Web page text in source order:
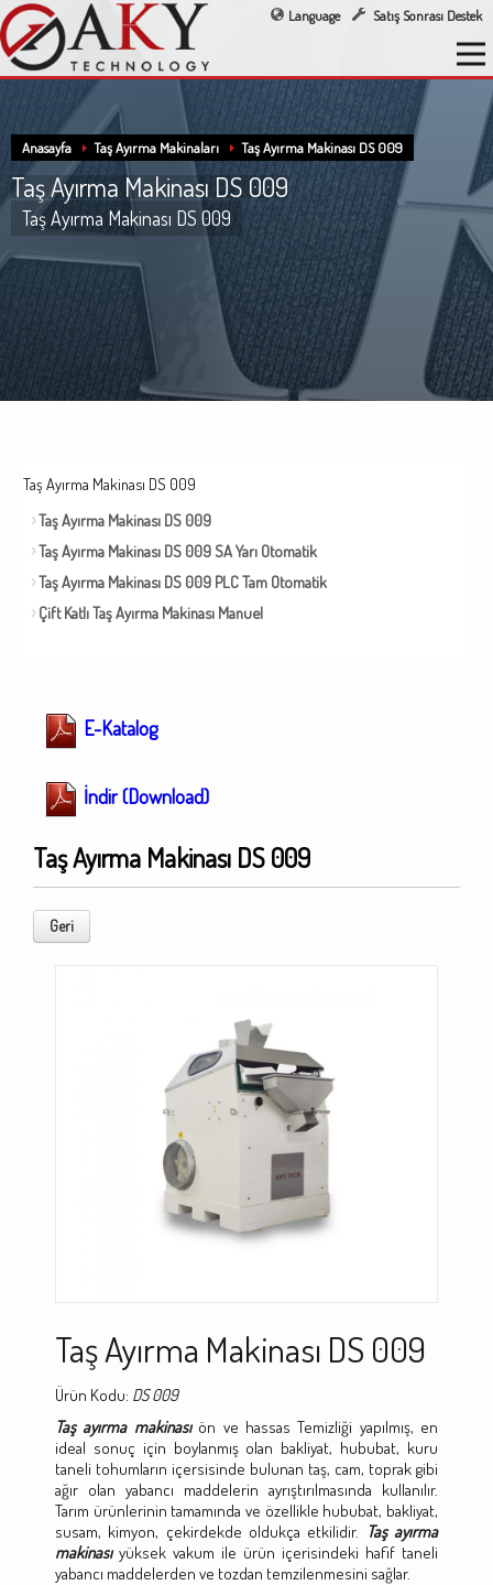
Language Satış Sonrası Destek
Anasayfa Taş Ayırma Makinaları Taş Ayırma Makinası DS 009
Taş Ayırma Makinası DS 009
Taş Ayırma Makinası DS 009
Taş Ayırma Makinası DS 009
Taş Ayırma Makinası DS 009
Taş Ayırma Makinası DS 009 SA Yarı Otomatik
Taş Ayırma Makinası DS 009 PLC Tam Otomatik
Çift Katlı Taş Ayırma Makinası Manuel
E-Katalog
İndir (Download)
Taş Ayırma Makinası DS 009
Geri
Taş Ayırma Makinası DS 009
Ürün Kodu: DS 009
Taş ayırma makinası ön ve hassas Temizliği yapılmış, en
ideal sonuç için boylanmış olan bakliyat, hububat, kuru
taneli tohumların içersisinde bulunan taş, cam, toprak gibi
ağır olan yabancı maddelerin ayrıştırılmasında kullanılır.
Tarım ürünlerinin tamamında ve özellikle hububat, bakliyat,
susam, kimyon, çekirdekde oldukça etkilidir. Taş ayırma
makinasıyüksek vakum ile ürün içerisindeki hafif taneli
yabancı maddelerden ve tozdan temzilenmesini sağlar.